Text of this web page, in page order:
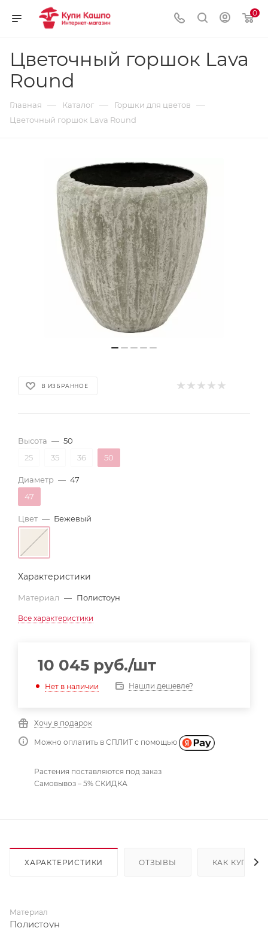
0
Цветочный горшок Lava
Round
Главная — Каталог — Горшки для цветов —
Цветочный горшок Lava Round
В ИЗБРАННОЕ
Высота — 50
25
35 36 50
Диаметр — 47
47
Цвет — Бежевый
Характеристики
Материал — Полистоун
Все характеристики
10 045 руб./шт
Нет в наличии Нашли дешевле?
Хочу в подарок
Можно оплатить в СПЛИТ с помощью
Растения поставляются под заказ
Самовывоз – 5% СКИДКА
ХАРАКТЕРИСТИКИ ОТЗЫВЫ КАК КУПИТЬ
Материал
Полистоун